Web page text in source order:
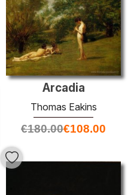
Arcadia
Thomas Eakins
€180.00€108.00